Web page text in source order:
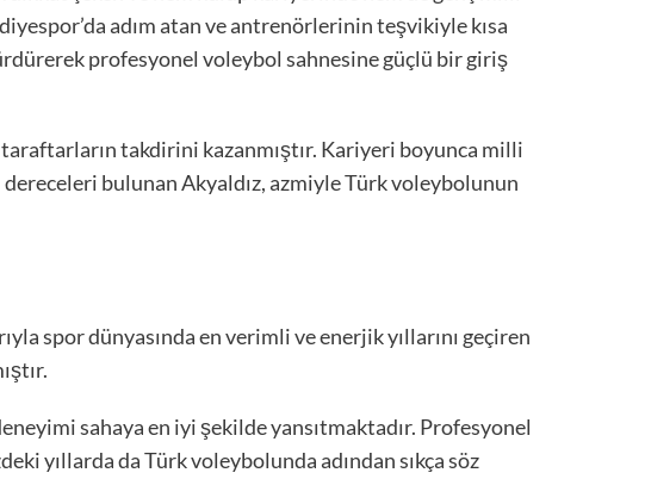
adım atan ve antrenörlerinin teşvikiyle kısa
profesyonel voleybol sahnesine güçlü bir giriş
taraftarların takdirini kazanmıştır. Kariyeri boyunca milli
bulunan Akyaldız, azmiyle Türk voleybolunun
spor dünyasında en verimli ve enerjik yıllarını geçiren
sahaya en iyi şekilde yansıtmaktadır. Profesyonel
yıllarda da Türk voleybolunda adından sıkça söz